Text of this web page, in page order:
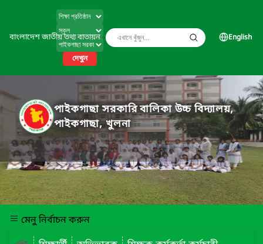
বাংলাদেশ জাতীয় তথ্য বাতায়ন
দেখুন
English
পাইকগাছা সরকারি বালিকা উচ্চ বিদ্যালয়,
পাইকগাছা, খুলনা
মেনু নির্বাচন করুন